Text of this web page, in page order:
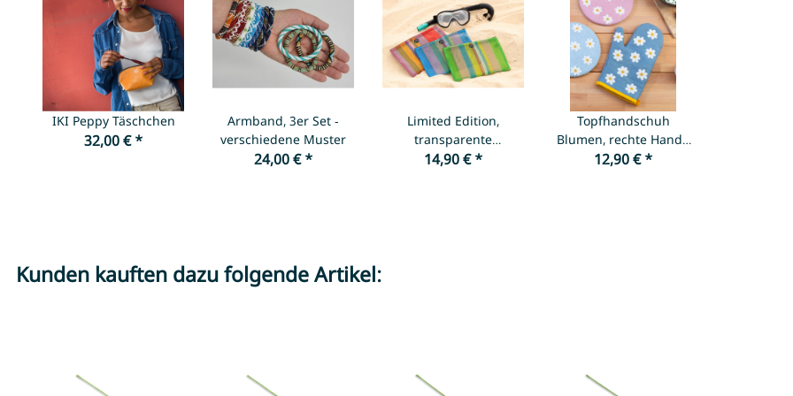
IKI Peppy Täschchen
32,00 €*
Armband, 3er Set -
verschiedene Muster
24,00 €*
Limited Edition,
transparente
Innentasche
14,90 €*
Topfhandschuh
Blumen, rechte Hand -
verschiedene Farben
12,90 €*
Kunden kauften dazu folgende Artikel: